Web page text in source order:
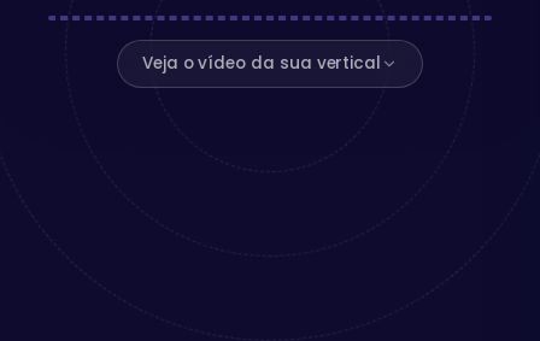
Veja o vídeo da sua vertical